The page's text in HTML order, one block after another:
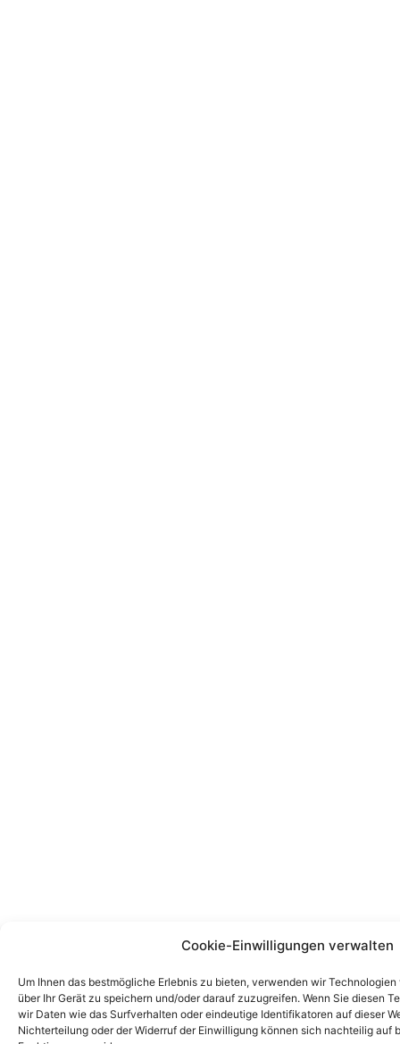
Cookie-Einwilligungen verwalten
Um Ihnen das bestmögliche Erlebnis zu bieten, verwenden wir
über Ihr Gerät zu speichern und/oder darauf zuzugreifen. Wenn Sie diesen
wir Daten wie das Surfverhalten oder eindeutige Identifikatoren auf dieser
Nichterteilung oder der Widerruf der Einwilligung können sich nachteilig auf